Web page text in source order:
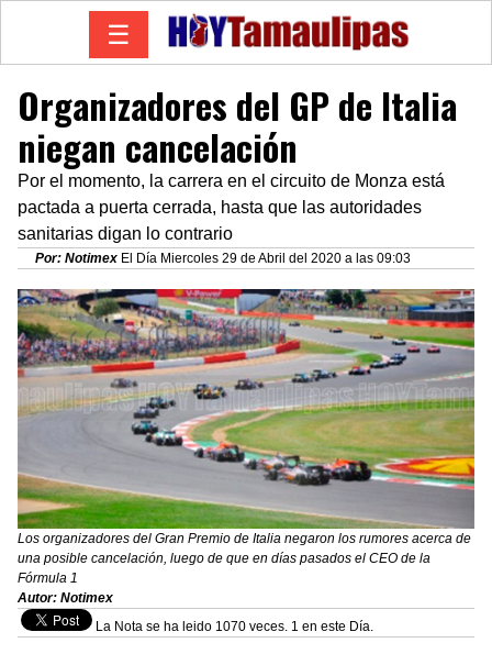
☰
Organizadores del GP de Italia
niegan cancelación
Por el momento, la carrera en el circuito de Monza está
pactada a puerta cerrada, hasta que las autoridades
sanitarias digan lo contrario
Por: Notimex El Día Miercoles 29 de Abril del 2020 a las 09:03
Los organizadores del Gran Premio de Italia negaron los rumores acerca de
una posible cancelación, luego de que en días pasados el CEO de la
Fórmula 1
Autor: Notimex
La Nota se ha leido 1070 veces. 1 en este Día.